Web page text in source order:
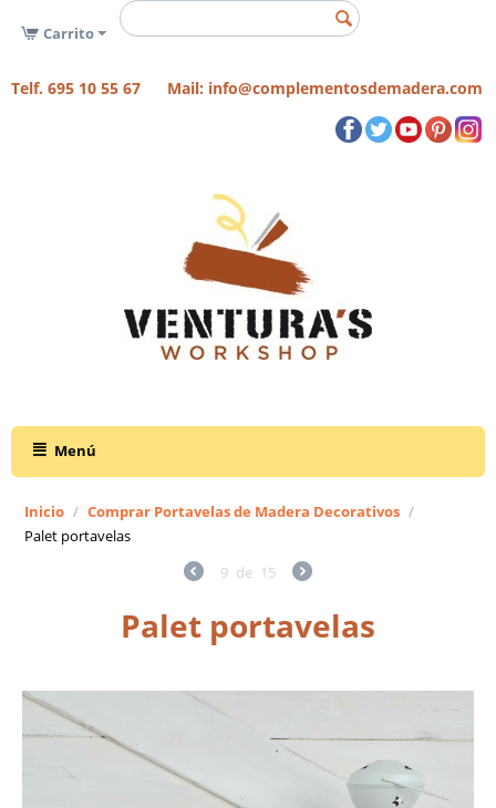
Carrito
Telf. 695 10 55 67 Mail: info@complementosdemadera.com
Menú
Inicio / Comprar Portavelas de Madera Decorativos /
Palet portavelas
9 de 15
Palet portavelas